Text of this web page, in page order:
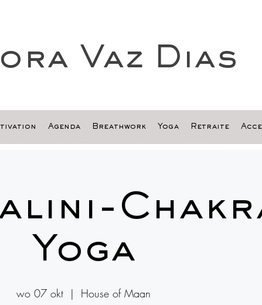
Vaz Dias
Agenda Breathwork Yoga Retraite
Yoga
wo 07 okt
  |
House of Maan